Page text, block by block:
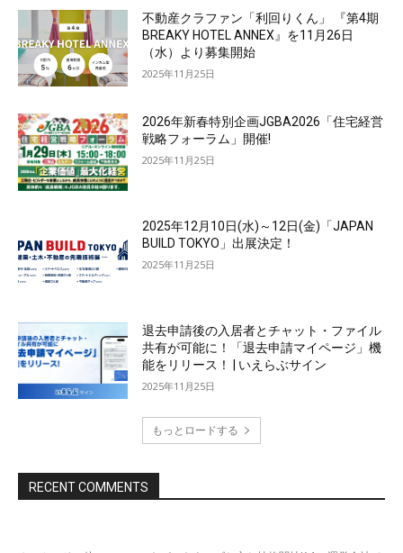
不動産クラファン「利回りくん」 『第4期
BREAKY HOTEL ANNEX』を11月26日
（水）より募集開始
2025年11月25日
2026年新春特別企画JGBA2026「住宅経営
戦略フォーラム」開催!
2025年11月25日
2025年12月10日(水)～12日(金)「JAPAN
BUILD TOKYO」出展決定！
2025年11月25日
退去申請後の入居者とチャット・ファイル
共有が可能に！「退去申請マイページ」機
能をリリース！ | いえらぶサイン
2025年11月25日
もっとロードする
RECENT COMMENTS